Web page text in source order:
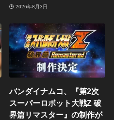
2026年8月3日
バンダイナムコ、『第2次
スーパーロボット大戦Z 破
界篇リマスター』の制作が